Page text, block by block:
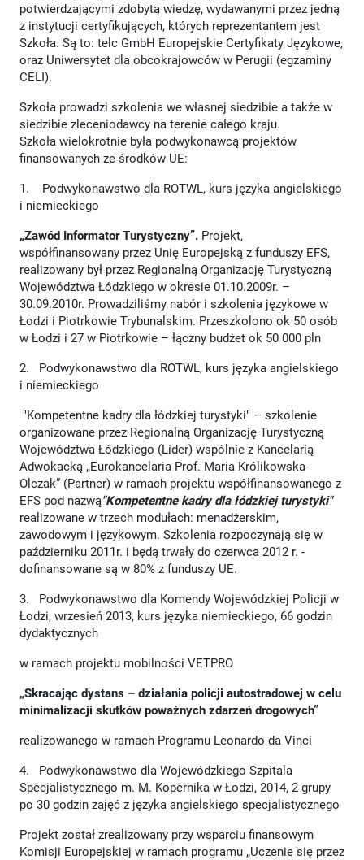
potwierdzającymi zdobytą wiedzę, wydawanymi przez jedną
z instytucji certyfikujących, których reprezentantem jest
Szkoła. Są to: telc GmbH Europejskie Certyfikaty Językowe,
oraz Uniwersytet dla obcokrajowców w Perugii (egzaminy
CELI).
Szkoła prowadzi szkolenia we własnej siedzibie a także w
siedzibie zleceniodawcy na terenie całego kraju.
Szkoła wielokrotnie była podwykonawcą projektów
finansowanych ze środków UE:
1. Podwykonawstwo dla ROTWL, kurs języka angielskiego
i niemieckiego
„Zawód Informator Turystyczny”. Projekt,
współfinansowany przez Unię Europejską z funduszy EFS,
realizowany był przez Regionalną Organizację Turystyczną
Województwa Łódzkiego w okresie 01.10.2009r. –
30.09.2010r. Prowadziliśmy nabór i szkolenia językowe w
Łodzi i Piotrkowie Trybunalskim. Przeszkolono ok 50 osób
w Łodzi i 27 w Piotrkowie – łączny budżet ok 50 000 pln
2. Podwykonawstwo dla ROTWL, kurs języka angielskiego
i niemieckiego
"Kompetentne kadry dla łódzkiej turystyki" – szkolenie
organizowane przez Regionalną Organizację Turystyczną
Województwa Łódzkiego (Lider) wspólnie z Kancelarią
Adwokacką „Eurokancelaria Prof. Maria Królikowska-
Olczak” (Partner) w ramach projektu współfinansowanego z
EFS pod nazwą"Kompetentne kadry dla łódzkiej turystyki"
realizowane w trzech modułach: menadżerskim,
zawodowym i językowym. Szkolenia rozpoczynają się w
październiku 2011r. i będą trwały do czerwca 2012 r. -
dofinansowane są w 80% z funduszy UE.
3. Podwykonawstwo dla Komendy Wojewódzkiej Policji w
Łodzi, wrzesień 2013, kurs języka niemieckiego, 66 godzin
dydaktycznych
w ramach projektu mobilności VETPRO
„Skracając dystans – działania policji autostradowej w celu
minimalizacji skutków poważnych zdarzeń drogowych”
realizowanego w ramach Programu Leonardo da Vinci
4. Podwykonawstwo dla Wojewódzkiego Szpitala
Specjalistycznego m. M. Kopernika w Łodzi, 2014, 2 grupy
po 30 godzin zajęć z języka angielskiego specjalistycznego
Projekt został zrealizowany przy wsparciu finansowym
Komisji Europejskiej w ramach programu „Uczenie się przez